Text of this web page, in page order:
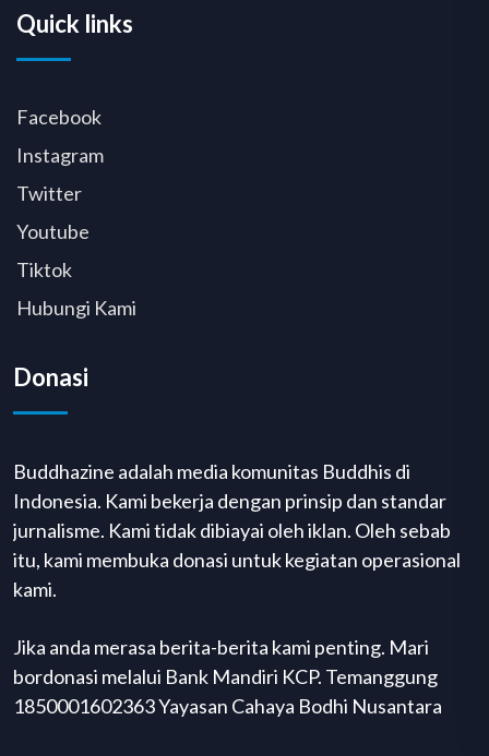
Quick links
Facebook
Instagram
Twitter
Youtube
Tiktok
Hubungi Kami
Donasi
Buddhazine adalah media komunitas Buddhis di
Indonesia. Kami bekerja dengan prinsip dan standar
jurnalisme. Kami tidak dibiayai oleh iklan. Oleh sebab
itu, kami membuka donasi untuk kegiatan operasional
kami.
Jika anda merasa berita-berita kami penting. Mari
bordonasi melalui Bank Mandiri KCP. Temanggung
1850001602363 Yayasan Cahaya Bodhi Nusantara